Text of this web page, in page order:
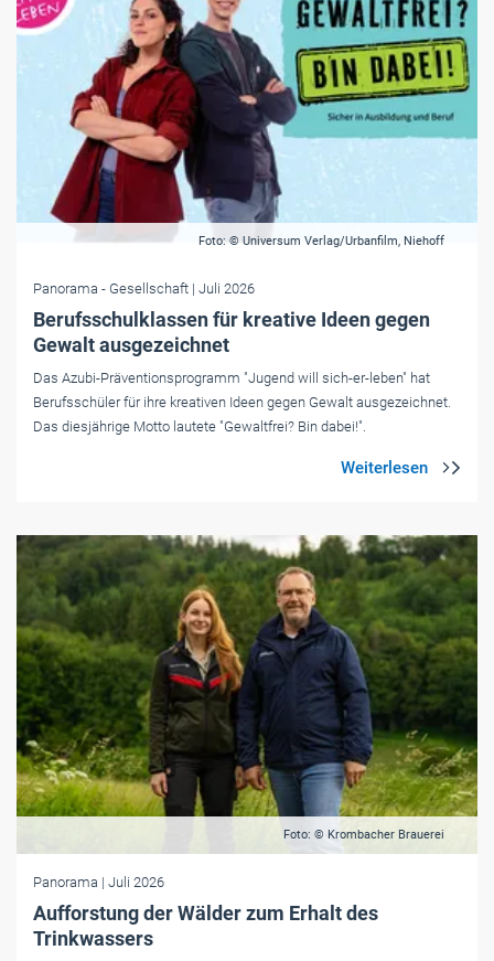
Foto: © Universum Verlag/Urbanfilm, Niehoff
Panorama - Gesellschaft | Juli 2026
Berufsschulklassen für kreative Ideen gegen
Gewalt ausgezeichnet
Das Azubi-Präventionsprogramm "Jugend will sich-er-leben" hat
Berufsschüler für ihre kreativen Ideen gegen Gewalt ausgezeichnet.
Das diesjährige Motto lautete "Gewaltfrei? Bin dabei!".
Foto: © Krombacher Brauerei
Panorama | Juli 2026
Aufforstung der Wälder zum Erhalt des
Trinkwassers